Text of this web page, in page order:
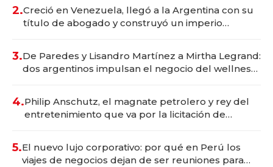
2.Creció en Venezuela, llegó a la Argentina con su
título de abogado y construyó un imperio
3.De Paredes y Lisandro Martínez a Mirtha Legrand:
dos argentinos impulsan el negocio del wellness
4.Philip Anschutz, el magnate petrolero y rey del
entretenimiento que va por la licitación de
5.El nuevo lujo corporativo: por qué en Perú los
viajes de negocios dejan de ser reuniones para